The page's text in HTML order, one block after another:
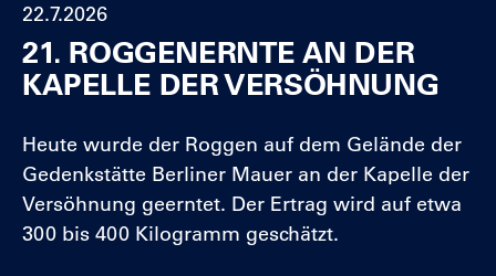
den
Slider
überspringen
22.7.2026
21. ROGGENERNTE AN DER
KAPELLE DER VERSÖHNUNG
Heute wurde der Roggen auf dem Gelände der
Gedenkstätte Berliner Mauer an der Kapelle der
Versöhnung geerntet. Der Ertrag wird auf etwa
300 bis 400 Kilogramm geschätzt.
Sliders